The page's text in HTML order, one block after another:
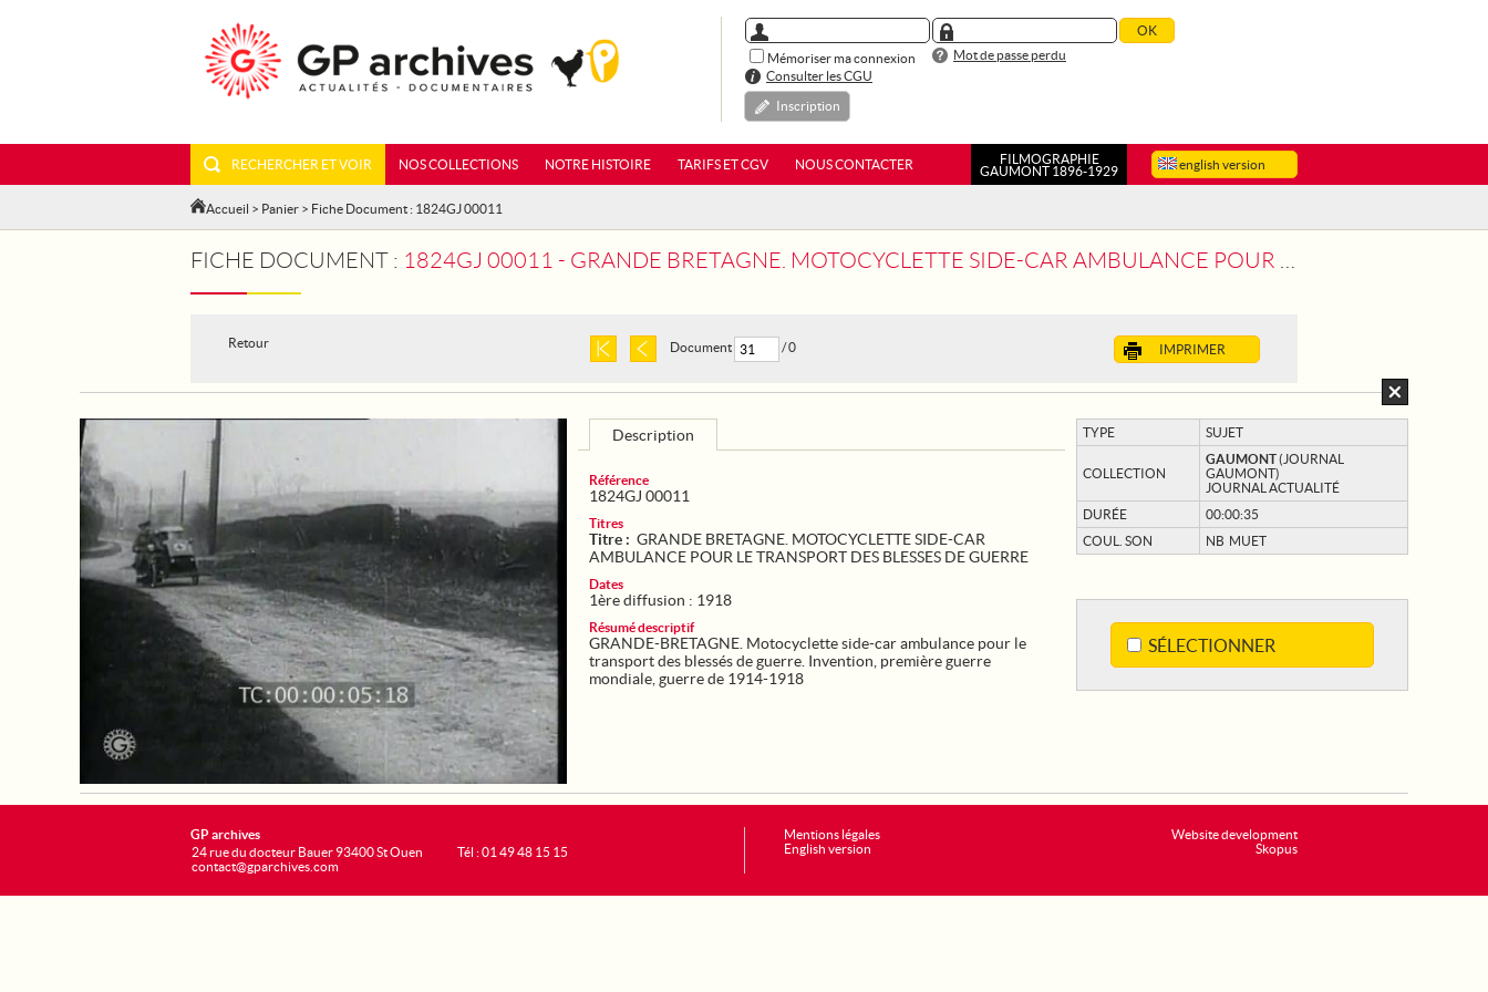
Mémoriser ma connexion
Mot de passe perdu
Consulter les CGU
Inscription
english version
RECHERCHER ET VOIR NOS COLLECTIONS NOTRE HISTOIRE TARIFS ET CGV NOUS CONTACTER
FILMOGRAPHIE
GAUMONT 1896-1929
Accueil > Panier > Fiche Document : 1824GJ 00011
FICHE DOCUMENT : 1824GJ 00011 - GRANDE BRETAGNE. MOTOCYCLETTE SIDE-CAR AMBULANCE POUR LE TRANSPORT DES BLESSES DE GUERRE
Retour IMPRIMER
Document / 0
TYPE SUJET
COLLECTION
GAUMONT(JOURNAL
GAUMONT)
JOURNAL ACTUALITÉ
DURÉE
00:00:35
COUL. SON
NB MUET
SÉLECTIONNER
Description
Référence
1824GJ 00011
Titres
Titre : GRANDE BRETAGNE. MOTOCYCLETTE SIDE-CAR
AMBULANCE POUR LE TRANSPORT DES BLESSES DE GUERRE
Dates
1ère diffusion : 1918
Résumé descriptif
GRANDE-BRETAGNE. Motocyclette side-car ambulance pour le
transport des blessés de guerre. Invention, première guerre
mondiale, guerre de 1914-1918
Website development
Skopus
GP archives
24 rue du docteur Bauer 93400 St Ouen
contact@gparchives.com
Tél : 01 49 48 15 15
Mentions légales
English version